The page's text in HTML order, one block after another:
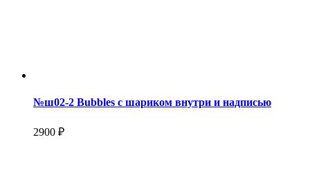
№ш02-2 Bubbles с шариком внутри и надписью
2900 ₽